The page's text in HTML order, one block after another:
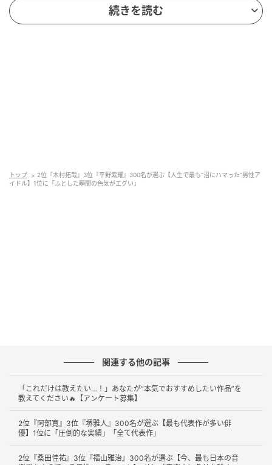
しまったからです。（40歳/女性）
ける唯一無二のカリスマ性は、多くの世代から支持さ
れています。「男らしさ」「爽やかさ」といった様々
な顔を持つ点も高評価につながりました。また、「男
女問わず沼る」というコメントも寄せられています。
続きを読む
トップ
2位『木村拓哉』3位『平野紫耀』300名が選ぶ【人生で最も“沼にハマった”男性ア
イドル】1位に「ふとした瞬間の色気がエグい」
関連する他の記事
「これだけは教えたい…！」あなたが“本気でおすすめしたい作品”を
教えてください🔥【アンケート募集】
2位『阿部寛』3位『堺雅人』300名が選ぶ【最も代表作が多い俳
優】1位に「圧倒的な実績」「全て代表作」
2位『桑田佳祐』3位『福山雅治』300名が選ぶ【今、最も日本の音